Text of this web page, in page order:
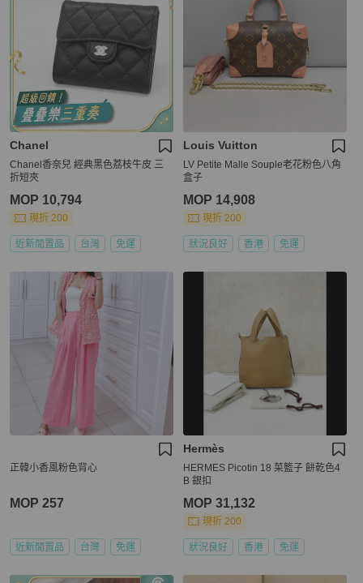
Chanel
Chanel香奈兒 經典黑色荔枝牛皮 三
折短夾
MOP 10,794
現折 200
近新閒置品 台灣 免運
Louis Vuitton
LV Petite Malle Souple老花粉色八角
盒子
MOP 14,908
現折 200
狀況良好 香港 免運
正韓小香風粉色背心
MOP 257
近新閒置品 台灣 免運
Hermès
HERMES Picotin 18 菜籃子 餅乾色4
B 銀扣
MOP 31,132
現折 200
狀況良好 香港 免運